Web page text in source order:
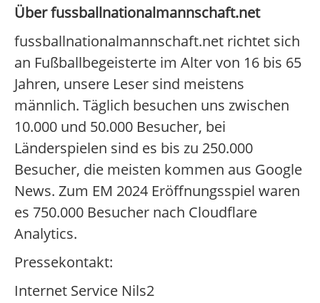
Über fussballnationalmannschaft.net
fussballnationalmannschaft.net richtet sich
an Fußballbegeisterte im Alter von 16 bis 65
Jahren, unsere Leser sind meistens
männlich. Täglich besuchen uns zwischen
10.000 und 50.000 Besucher, bei
Länderspielen sind es bis zu 250.000
Besucher, die meisten kommen aus Google
News. Zum EM 2024 Eröffnungsspiel waren
es 750.000 Besucher nach Cloudflare
Analytics.
Pressekontakt:
Internet Service Nils2